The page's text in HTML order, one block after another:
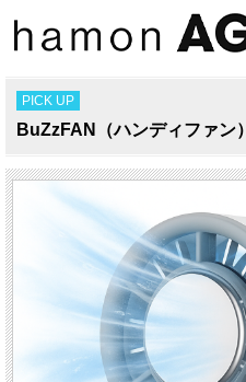
PICK UP
BuZzFAN（ハンディファン）